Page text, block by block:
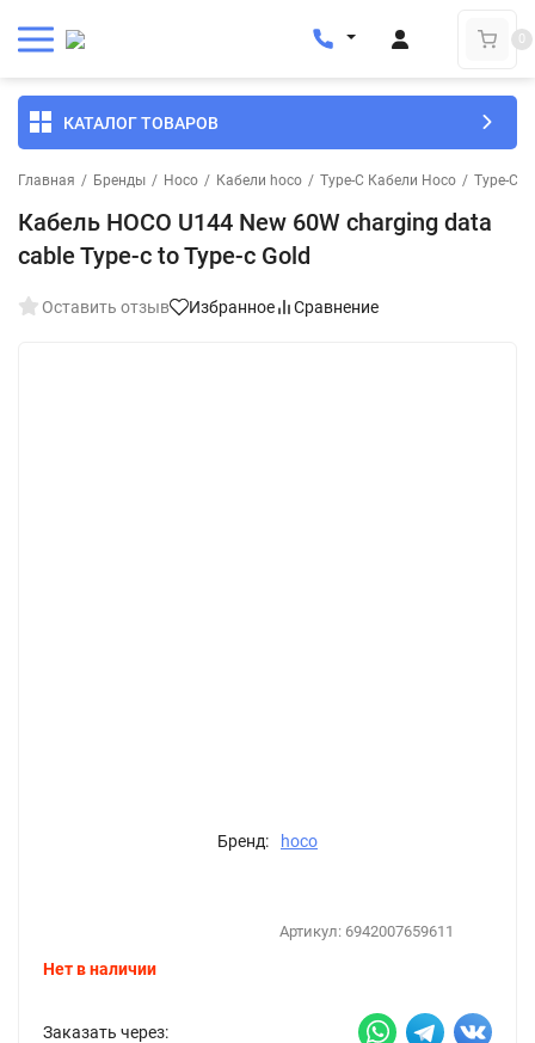
0
КАТАЛОГ ТОВАРОВ
Главная / Бренды / Hoco / Кабели hoco / Type-C Кабели Hoco / Type-C
Кабель HOCO U144 New 60W charging data
cable Type-c to Type-c Gold
Оставить отзыв Избранное Сравнение
Бренд: hoco
Артикул: 6942007659611
Нет в наличии
Заказать через: